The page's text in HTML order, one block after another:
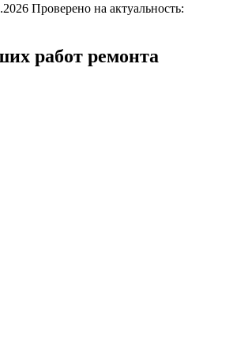
Проверено на актуальность:
работ ремонта